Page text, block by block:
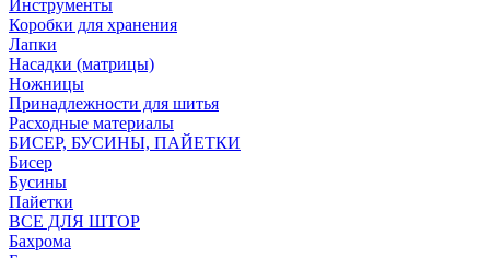
Инструменты
Коробки для хранения
Лапки
Насадки (матрицы)
Ножницы
Принадлежности для шитья
Расходные материалы
БИСЕР, БУСИНЫ, ПАЙЕТКИ
Бисер
Бусины
Пайетки
ВСЕ ДЛЯ ШТОР
Бахрома